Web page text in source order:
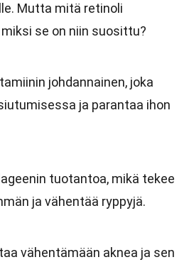
Mutta mitä retinoli
se on niin suosittu?
johdannainen, joka
ja parantaa ihon
tuotantoa, mikä tekee
ja vähentää ryppyjä.
vähentämään aknea ja sen